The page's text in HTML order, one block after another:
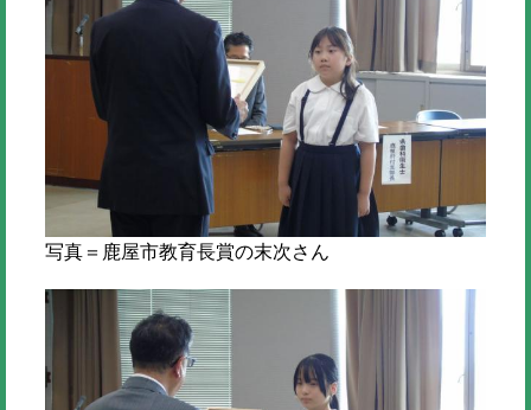
写真＝鹿屋市教育長賞の末次さん